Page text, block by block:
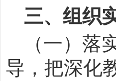
三、组织
（一）
导，把深化